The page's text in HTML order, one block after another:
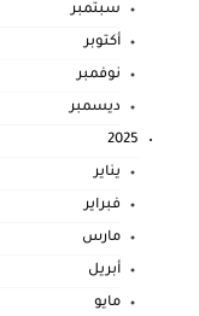
سبتمبر
أكتوبر
نوفمبر
ديسمبر
2025
يناير
فبراير
مارس
أبريل
مايو